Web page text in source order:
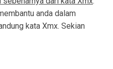
anda dalam
kata Xmx. Sekian